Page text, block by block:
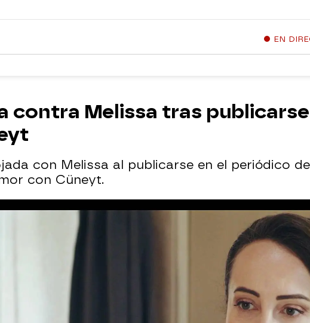
EN
contra Melissa tras
con Melissa al publicarse en el periódico
con Cüneyt.